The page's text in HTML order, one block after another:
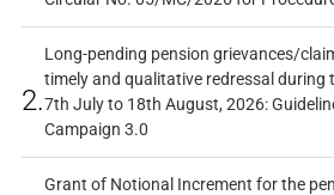
2.
Long-pending pension grievances/
timely and qualitative redressal during
7th July to 18th August, 2026:
Campaign 3.0
Grant of Notional Increment for the